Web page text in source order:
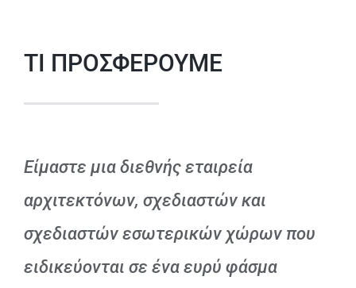
ΤΙ ΠΡΟΣΦΕΡΟΥΜΕ
Είμαστε μια διεθνής εταιρεία
αρχιτεκτόνων, σχεδιαστών και
σχεδιαστών εσωτερικών χώρων που
ειδικεύονται σε ένα ευρύ φάσμα